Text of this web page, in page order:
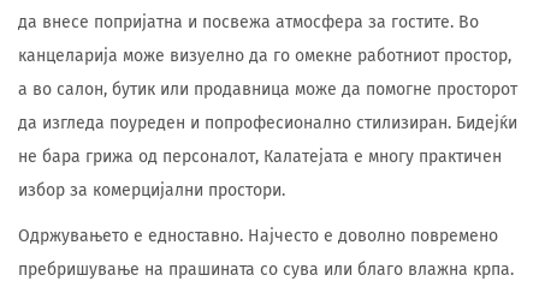
да внесе попријатна и посвежа атмосфера за гостите. Во
канцеларија може визуелно да го омекне работниот простор,
а во салон, бутик или продавница може да помогне просторот
да изгледа поуреден и попрофесионално стилизиран. Бидејќи
не бара грижа од персоналот, Калатејата е многу практичен
избор за комерцијални простори.
Одржувањето е едноставно. Најчесто е доволно повремено
пребришување на прашината со сува или благо влажна крпа.